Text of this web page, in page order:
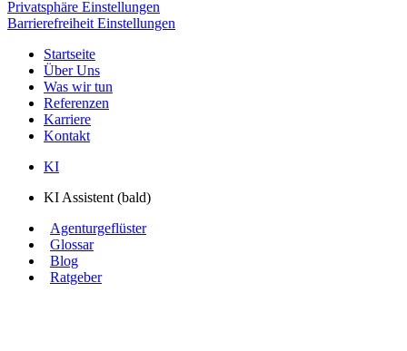
Privatsphäre Einstellungen
Barrierefreiheit Einstellungen
Startseite
Über Uns
Was wir tun
Referenzen
Karriere
Kontakt
KI
KI Assistent (bald)
Agenturgeflüster
Glossar
Blog
Ratgeber